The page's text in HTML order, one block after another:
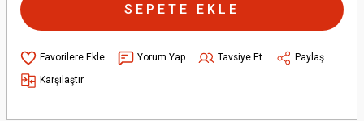
SEPETE EKLE
Yorum Yap Tavsiye Et
Paylaş
Karşılaştır